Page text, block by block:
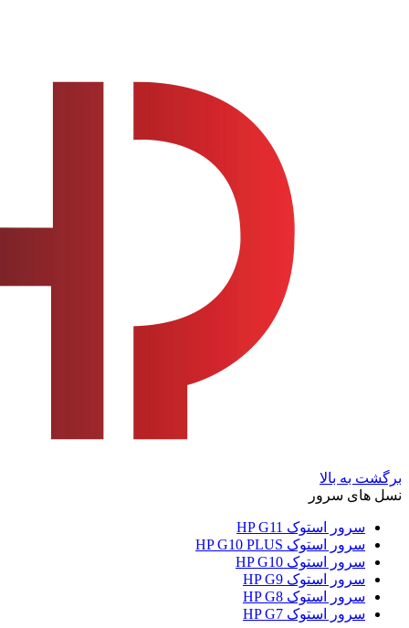
برگشت به بالا
نسل های سرور
سرور استوک HP G11
سرور استوک HP G10 PLUS
سرور استوک HP G10
سرور استوک HP G9
سرور استوک HP G8
سرور استوک HP G7